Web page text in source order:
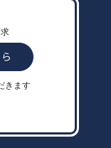
きます